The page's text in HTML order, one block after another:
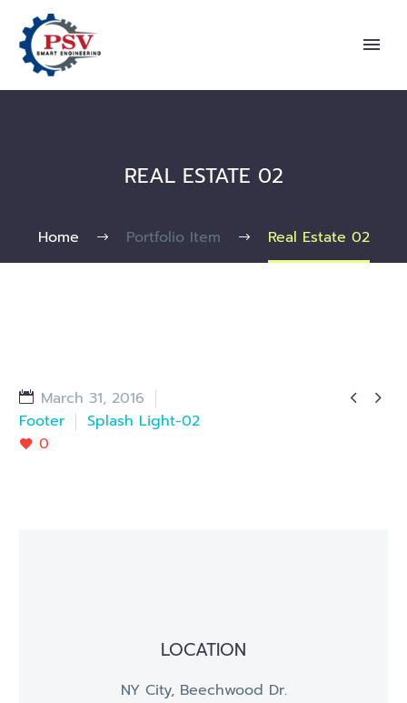
REAL ESTATE 02
Home Portfolio Item Real Estate 02
 
March 31, 2016
Footer
Splash Light-02
0
LOCATION
NY City, Beechwood Dr.